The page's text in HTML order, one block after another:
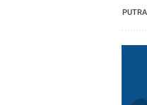
PUTRA